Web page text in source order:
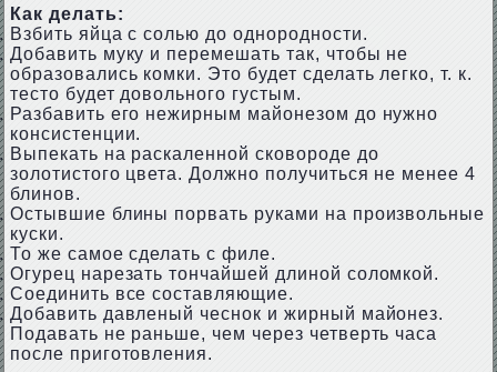
Как делать:
Взбить яйца с солью до однородности.
Добавить муку и перемешать так, чтобы не
образовались комки. Это будет сделать легко, т. к.
тесто будет довольного густым.
Разбавить его нежирным майонезом до нужно
консистенции.
Выпекать на раскаленной сковороде до
золотистого цвета. Должно получиться не менее 4
блинов.
Остывшие блины порвать руками на произвольные
куски.
То же самое сделать с филе.
Огурец нарезать тончайшей длиной соломкой.
Соединить все составляющие.
Добавить давленый чеснок и жирный майонез.
Подавать не раньше, чем через четверть часа
после приготовления.